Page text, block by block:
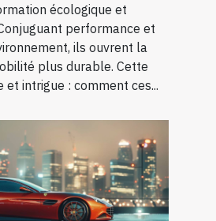
écologique et
performance et
ils ouvrent la
plus durable. Cette
et intrigue : comment ces...